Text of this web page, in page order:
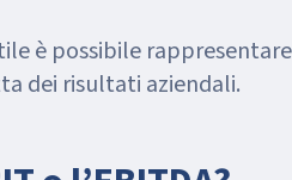
è possibile rappresentare
dei risultati aziendali.